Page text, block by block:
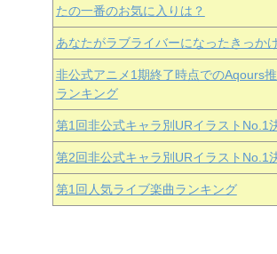
たの一番のお気に入りは？
あなたがラブライバーになったきっか
非公式アニメ1期終了時点でのAqours
ランキング
第1回非公式キャラ別URイラストNo.1
第2回非公式キャラ別URイラストNo.1
第1回人気ライブ楽曲ランキング